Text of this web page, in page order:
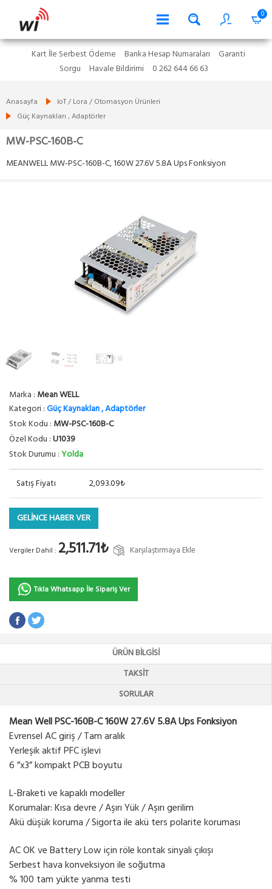
0
Kart İle Serbest Ödeme Banka Hesap Numaraları
Garanti
Sorgu
Havale Bildirimi 0 262 644 66 63
Anasayfa
IoT / Lora / Otomasyon Ürünleri
Güç Kaynakları , Adaptörler
MW-PSC-160B-C
MEANWELL MW-PSC-160B-C, 160W 27.6V 5.8A Ups Fonksiyon
Marka : Mean WELL
Kategori :Güç Kaynakları , Adaptörler
Stok Kodu : MW-PSC-160B-C
Özel Kodu :U1039
Stok Durumu :Yolda
Satış Fiyatı 2,093.09₺
GELİNCE HABER VER
Vergiler Dahil : 2,511.71₺ Karşılaştırmaya Ekle
Tıkla Whatsapp İle Sipariş Ver
ÜRÜN BILGISI
TAKSIT
SORULAR
Mean Well PSC-160B-C 160W 27.6V 5.8A Ups Fonksiyon
Evrensel AC giriş / Tam aralık
Yerleşik aktif PFC işlevi
6 ”x3” kompakt PCB boyutu
L-Braketi ve kapaklı modeller
Korumalar: Kısa devre / Aşırı Yük / Aşırı gerilim
Akü düşük koruma / Sigorta ile akü ters polarite koruması
AC OK ve Battery Low için röle kontak sinyali çıkışı
Serbest hava konveksiyon ile soğutma
% 100 tam yükte yanma testi